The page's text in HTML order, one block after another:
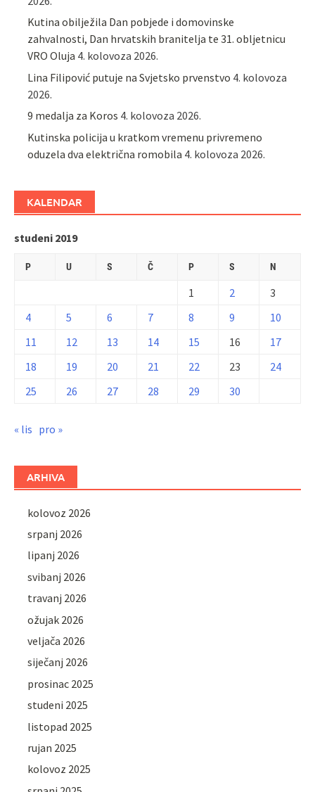
Kutina obilježila Dan pobjede i domovinske
zahvalnosti, Dan hrvatskih branitelja te 31. obljetnicu
VRO Oluja 4. kolovoza 2026.
Lina Filipović putuje na Svjetsko prvenstvo 4. kolovoza
2026.
9 medalja za Koros 4. kolovoza 2026.
Kutinska policija u kratkom vremenu privremeno
oduzela dva električna romobila 4. kolovoza 2026.
KALENDAR
studeni 2019
P U S Č P S N
1 2
3
4
5 6 7 8 9
10
11
12 13 14 15 16
17
18
19 20 21 22 23
24
25
26 27 28 29 30
« lis pro »
ARHIVA
kolovoz 2026
srpanj 2026
lipanj 2026
svibanj 2026
travanj 2026
ožujak 2026
veljača 2026
siječanj 2026
prosinac 2025
studeni 2025
listopad 2025
rujan 2025
kolovoz 2025